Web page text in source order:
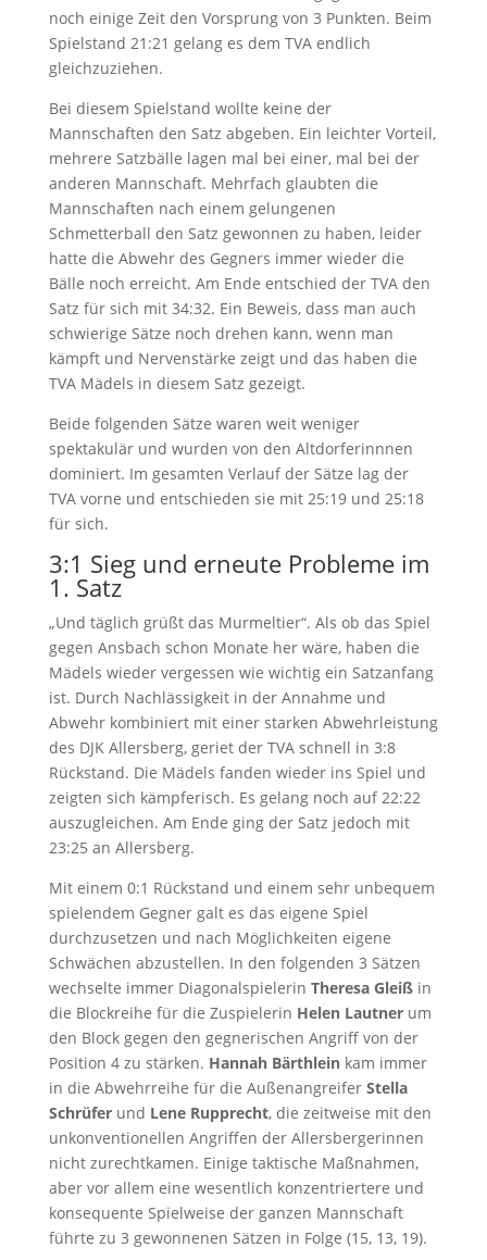
noch einige Zeit den Vorsprung von 3 Punkten. Beim
Spielstand 21:21 gelang es dem TVA endlich
gleichzuziehen.
Bei diesem Spielstand wollte keine der
Mannschaften den Satz abgeben. Ein leichter Vorteil,
mehrere Satzbälle lagen mal bei einer, mal bei der
anderen Mannschaft. Mehrfach glaubten die
Mannschaften nach einem gelungenen
Schmetterball den Satz gewonnen zu haben, leider
hatte die Abwehr des Gegners immer wieder die
Bälle noch erreicht. Am Ende entschied der TVA den
Satz für sich mit 34:32. Ein Beweis, dass man auch
schwierige Sätze noch drehen kann, wenn man
kämpft und Nervenstärke zeigt und das haben die
TVA Mädels in diesem Satz gezeigt.
Beide folgenden Sätze waren weit weniger
spektakulär und wurden von den Altdorferinnnen
dominiert. Im gesamten Verlauf der Sätze lag der
TVA vorne und entschieden sie mit 25:19 und 25:18
für sich.
3:1 Sieg und erneute Probleme im
1. Satz
„Und täglich grüßt das Murmeltier“. Als ob das Spiel
gegen Ansbach schon Monate her wäre, haben die
Mädels wieder vergessen wie wichtig ein Satzanfang
ist. Durch Nachlässigkeit in der Annahme und
Abwehr kombiniert mit einer starken Abwehrleistung
des DJK Allersberg, geriet der TVA schnell in 3:8
Rückstand. Die Mädels fanden wieder ins Spiel und
zeigten sich kämpferisch. Es gelang noch auf 22:22
auszugleichen. Am Ende ging der Satz jedoch mit
23:25 an Allersberg.
Mit einem 0:1 Rückstand und einem sehr unbequem
spielendem Gegner galt es das eigene Spiel
durchzusetzen und nach Möglichkeiten eigene
Schwächen abzustellen. In den folgenden 3 Sätzen
wechselte immer Diagonalspielerin Theresa Gleißin
die Blockreihe für die Zuspielerin Helen Lautnerum
den Block gegen den gegnerischen Angriff von der
Position 4 zu stärken. Hannah Bärthleinkam immer
in die Abwehrreihe für die Außenangreifer Stella
Schrüferund Lene Rupprecht, die zeitweise mit den
unkonventionellen Angriffen der Allersbergerinnen
nicht zurechtkamen. Einige taktische Maßnahmen,
aber vor allem eine wesentlich konzentriertere und
konsequente Spielweise der ganzen Mannschaft
führte zu 3 gewonnenen Sätzen in Folge (15, 13, 19).